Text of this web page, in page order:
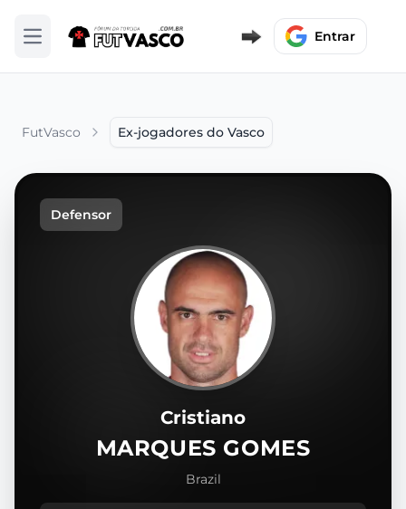
Abrir menu Entrar
FutVasco Ex-jogadores do Vasco
Defensor
Cristiano
MARQUES GOMES
Brazil